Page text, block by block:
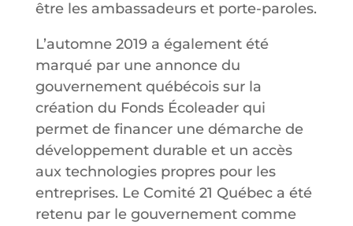
être les ambassadeurs et porte-paroles.
L’automne 2019 a également été
marqué par une annonce du
gouvernement québécois sur la
création du Fonds Écoleader qui
permet de financer une démarche de
développement durable et un accès
aux technologies propres pour les
entreprises. Le Comité 21 Québec a été
retenu par le gouvernement comme